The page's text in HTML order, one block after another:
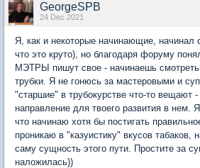
GeorgeSPB
24 Dec 2021
Я, как и некоторые начинающие, начинал
что это круто), но благодаря форуму
МЭТРЫ пишут свое - начинаешь
трубки. Я не гонюсь за мастеровыми и
"старшие" в трубокурстве что-то вещают
направление для твоего развития в нем.
что начинаю хотя бы постигать
проникаю в "казуистику" вкусов табаков,
саму сущность этого пути. Простите за
наложилась))